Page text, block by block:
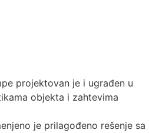
projektovan je i ugrađen u
objekta i zahtevima
je prilagođeno rešenje sa